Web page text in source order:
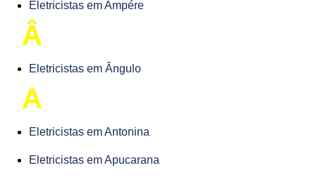
Eletricistas em Ampére
Â
Eletricistas em Ângulo
A
Eletricistas em Antonina
Eletricistas em Apucarana